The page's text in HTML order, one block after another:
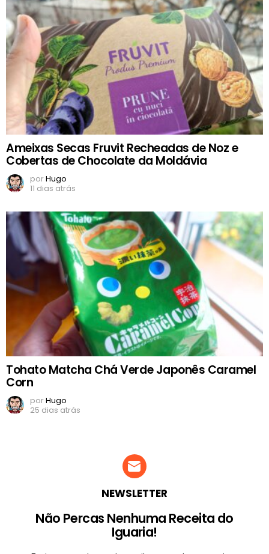
Ameixas Secas Fruvit Recheadas de Noz e
Cobertas de Chocolate da Moldávia
porHugo
11 dias atrás
Tohato Matcha Chá Verde Japonês Caramel
Corn
porHugo
25 dias atrás
NEWSLETTER
Não Percas Nenhuma Receita do
Iguaria!